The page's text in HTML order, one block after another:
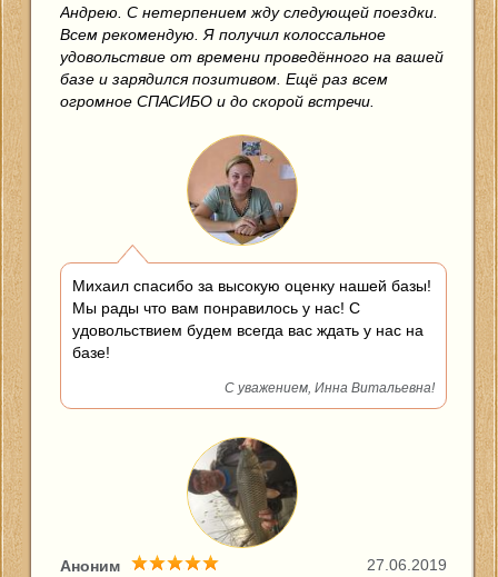
Андрею. С нетерпением жду следующей поездки.
Всем рекомендую. Я получил колоссальное
удовольствие от времени проведённого на вашей
базе и зарядился позитивом. Ещё раз всем
огромное СПАСИБО и до скорой встречи.
Михаил спасибо за высокую оценку нашей базы!
Мы рады что вам понравилось у нас! С
удовольствием будем всегда вас ждать у нас на
базе!
С уважением, Инна Витальевна!
27.06.2019
Аноним